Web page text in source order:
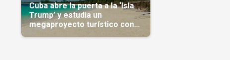
Cuba abre la puerta a la ‘Isla
Trump’ y estudia un
megaproyecto turístico con
capital árabe